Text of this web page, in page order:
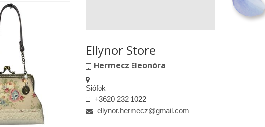
Ellynor Store
Hermecz Eleonóra
Siófok
+3620 232 1022
ellynor.hermecz@gmail.com